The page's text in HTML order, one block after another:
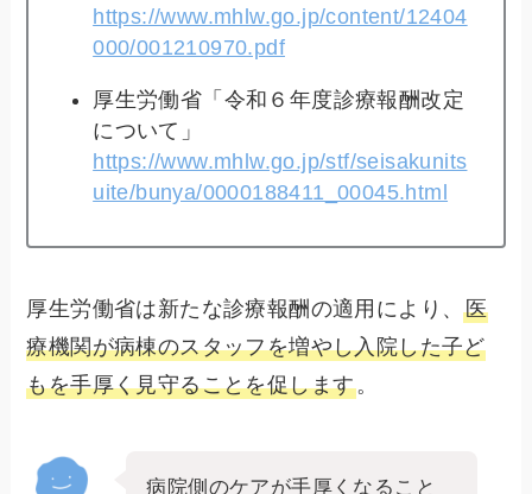
https://www.mhlw.go.jp/content/12404
000/001210970.pdf
厚生労働省「令和６年度診療報酬改定
について」
https://www.mhlw.go.jp/stf/seisakunits
uite/bunya/0000188411_00045.html
厚生労働省は新たな診療報酬の適用により、医
療機関が病棟のスタッフを増やし入院した子ど
もを手厚く見守ることを促します。
病院側のケアが手厚くなること